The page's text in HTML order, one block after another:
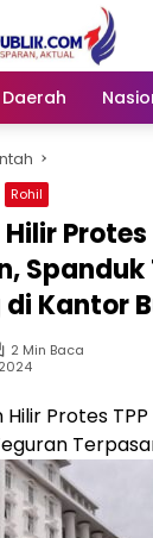
Daerah
Rohil
Protes
Spanduk
Kantor
2 Min Baca
Hilir Protes